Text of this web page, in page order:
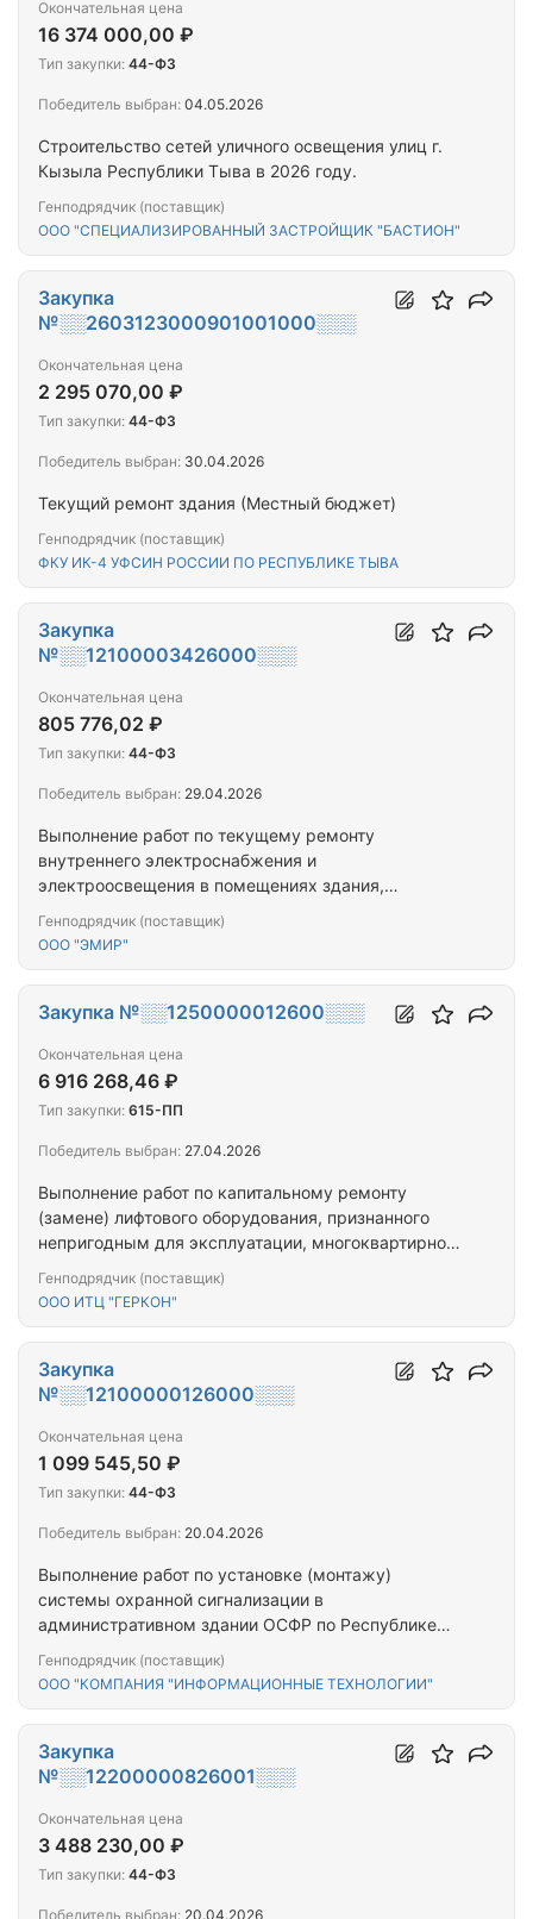
Строительство сетей уличного освещения улиц г.
Кызыла Республики Тыва в 2026 году.
Генподрядчик (поставщик)
ООО "СПЕЦИАЛИЗИРОВАННЫЙ ЗАСТРОЙЩИК "БАСТИОН"
Окончательная цена
16 374 000,00 ₽
Тип закупки: 44-ФЗ
Победитель выбран: 04.05.2026
Текущий ремонт здания (Местный бюджет)
Генподрядчик (поставщик)
ФКУ ИК-4 УФСИН РОССИИ ПО РЕСПУБЛИКЕ ТЫВА
Закупка
№░░2603123000901001000░░░
Окончательная цена
2 295 070,00 ₽
Тип закупки: 44-ФЗ
Победитель выбран: 30.04.2026
Выполнение работ по текущему ремонту
внутреннего электроснабжения и
электроосвещения в помещениях здания,
Кызыл, ул. Ленина, д. 10
Генподрядчик (поставщик)
ООО "ЭМИР"
Закупка
№░░12100003426000░░░
Окончательная цена
805 776,02 ₽
Тип закупки: 44-ФЗ
Победитель выбран: 29.04.2026
Выполнение работ по капитальному ремонту
(замене) лифтового оборудования, признанного
непригодным для эксплуатации, многоквартирного
Тыва, г. Кызыл, ул. Ооржака Лопсанчапа, д. 43
Генподрядчик (поставщик)
ООО ИТЦ "ГЕРКОН"
Закупка №░░1250000012600░░░
Окончательная цена
6 916 268,46 ₽
Тип закупки: 615-ПП
Победитель выбран: 27.04.2026
Выполнение работ по установке (монтажу)
системы охранной сигнализации в
административном здании ОСФР по Республике
Тыва, г. Кызыл, ул. Кочетова, д. 104А
Генподрядчик (поставщик)
ООО "КОМПАНИЯ "ИНФОРМАЦИОННЫЕ ТЕХНОЛОГИИ"
Закупка
№░░12100000126000░░░
Окончательная цена
1 099 545,50 ₽
Тип закупки: 44-ФЗ
Победитель выбран: 20.04.2026
Закупка
№░░12200000826001░░░
Окончательная цена
3 488 230,00 ₽
Тип закупки: 44-ФЗ
Победитель выбран: 20.04.2026